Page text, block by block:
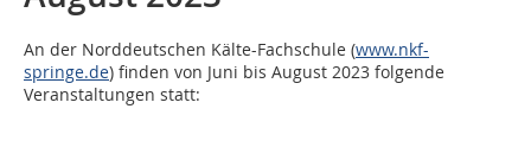
An der Norddeutschen Kälte-Fachschule (www.nkf-
springe.de) finden von Juni bis August 2023 folgende
Veranstaltungen statt: